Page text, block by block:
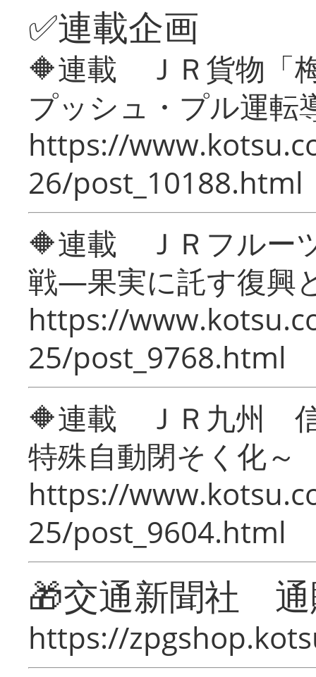
✅連載企画
🔶連載 ＪＲ貨物「
プッシュ・プル運転
https://
26/post_10188.html
🔶連載 ＪＲフルー
戦―果実に託す復興
https://
25/post_9768.html
🔶連載 ＪＲ九州 信
特殊自動閉そく化～
https://
25/post_9604.html
🎁交通新聞社
https://